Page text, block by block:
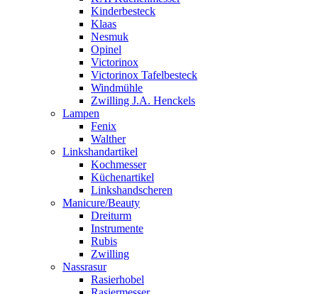
Kinderbesteck
Klaas
Nesmuk
Opinel
Victorinox
Victorinox Tafelbesteck
Windmühle
Zwilling J.A. Henckels
Lampen
Fenix
Walther
Linkshandartikel
Kochmesser
Küchenartikel
Linkshandscheren
Manicure/Beauty
Dreiturm
Instrumente
Rubis
Zwilling
Nassrasur
Rasierhobel